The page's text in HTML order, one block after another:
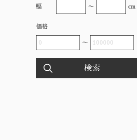
幅 〜 cm
価格
〜
検索